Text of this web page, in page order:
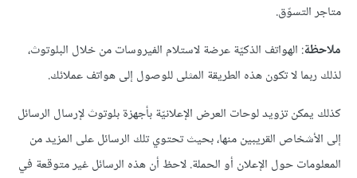
متاجر التسوّق.
ملاحظة: الهواتف الذكيّة عرضة لاستلام الفيروسات من خلال البلوتوث،
لذلك ربما لا تكون هذه الطريقة المثلى للوصول إلى هواتف عملائك.
كذلك يمكن تزويد لوحات العرض الإعلانيّة بأجهزة بلوتوث لإرسال الرسائل
إلى الأشخاص القريبين منها، بحيث تحتوي تلك الرسائل على المزيد من
المعلومات حول الإعلان أو الحملة. لاحظ أن هذه الرسائل غير متوقعة في